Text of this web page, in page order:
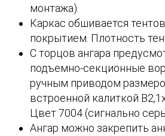
монтажа).
Каркас обшивается
покрытием. Плотность
С торцов ангара
подъемно-секционные
ручным приводом
встроенной калиткой
Цвет 7004 (сигнально
Ангар можно закрепить